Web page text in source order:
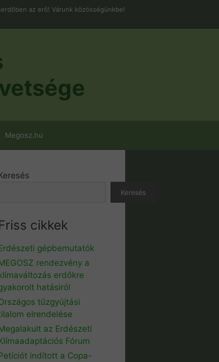
az erő! Várunk közösségünkbe!
Megosz.hu
Keresés
cikkek
gépbemutatók
rendezvény a
erdőkre
hatásiról
tűzgyújtási
elrendelése
az Erdészeti
Fórum
indított a Copa-